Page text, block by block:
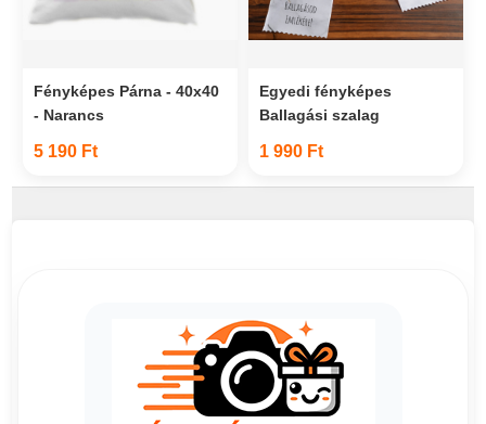
Fényképes Párna - 40x40
- Narancs
5 190 Ft
Egyedi fényképes
Ballagási szalag
1 990 Ft